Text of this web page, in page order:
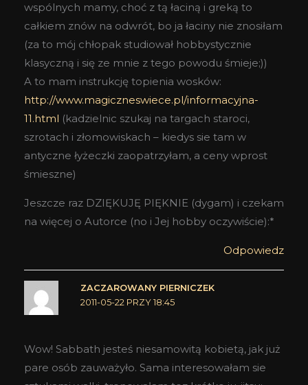
wspólnych mamy, choć z tą łaciną i greką to
całkiem znów na odwrót, bo ja łaciny nie znosiłam
(za to mój chłopak studiował hobbystycznie
klasyczną i się ze mnie z tego powodu śmieje;))
A to mam instrukcję topienia wosków:
http://www.magiczneswiece.pl/informacyjna-
11.html (kadzielnic szukaj na targach staroci,
szrotach i złomowiskach – kiedys sie tam w
antyczne łyżeczki zaopatrzyłam, a ceny wprost
śmieszne)
Jeszcze raz DZIĘKUJĘ PIĘKNIE (dygam) i czekam
na więcej o Autorce (no i Jej hobby oczywiście):*
Odpowiedz
ZACZAROWANY PIERNICZEK
2011-05-22 PRZY 18:45
Wow! Sabbath jesteś niesamowitą kobietą, jak już
pare osób zauważyło. Sama interesowałam sie